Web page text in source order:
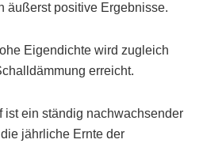
äußerst positive Ergebnisse.
Eigendichte wird zugleich
erreicht.
ist ein ständig nachwachsender
jährliche Ernte der